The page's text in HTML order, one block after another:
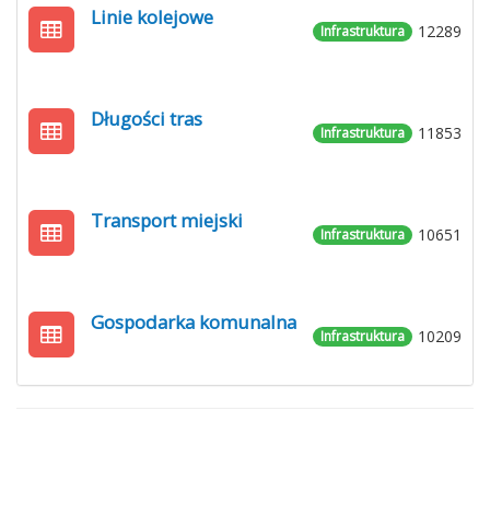
12289
Infrastruktura
Linie kolejowe
11853
Infrastruktura
Długości tras
10651
Infrastruktura
Transport miejski
10209
Infrastruktura
Gospodarka komunalna